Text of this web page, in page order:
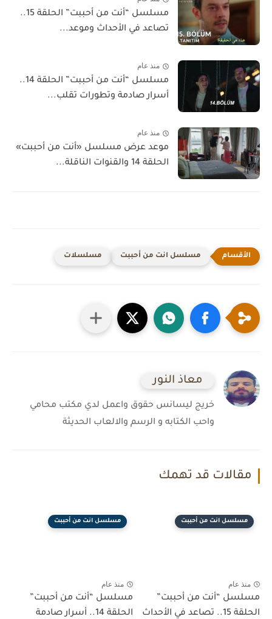
مسلسل “أنت من أحببت” الحلقة 15..
تصاعد في الأحداث وموعد...
منذ عام
مسلسل “أنت من أحببت” الحلقة 14..
أسرار صادمة وتطورات تقلب...
منذ عام
موعد عرض مسلسل «أنت من أحببت»
الحلقة 14 والقنوات الناقلة...
مسلسل انت من أحببت مسلسلات
معاذ النور
خريج ليسانس حقوق واعمل لدي مكتب محامي
واحب الكتابه و الرسم والالعاب الحديثة
مقالات قد تهمك
مسلسل انت من أحببت
منذ عام
مسلسل “أنت من أحببت”
الحلقة 15.. تصاعد في الأحداث
مسلسل انت من أحببت
منذ عام
مسلسل “أنت من أحببت”
الحلقة 14.. أسرار صادمة